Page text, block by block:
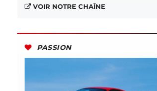
VOIR NOTRE CHAÎNE
PASSION